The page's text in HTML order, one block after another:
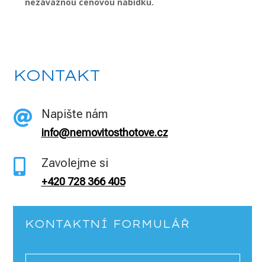
KONTAKT
 Napište nám
info@nemovitosthotove.cz
 Zavolejme si
+420 728 366 405
KONTAKTNÍ FORMULÁŘ